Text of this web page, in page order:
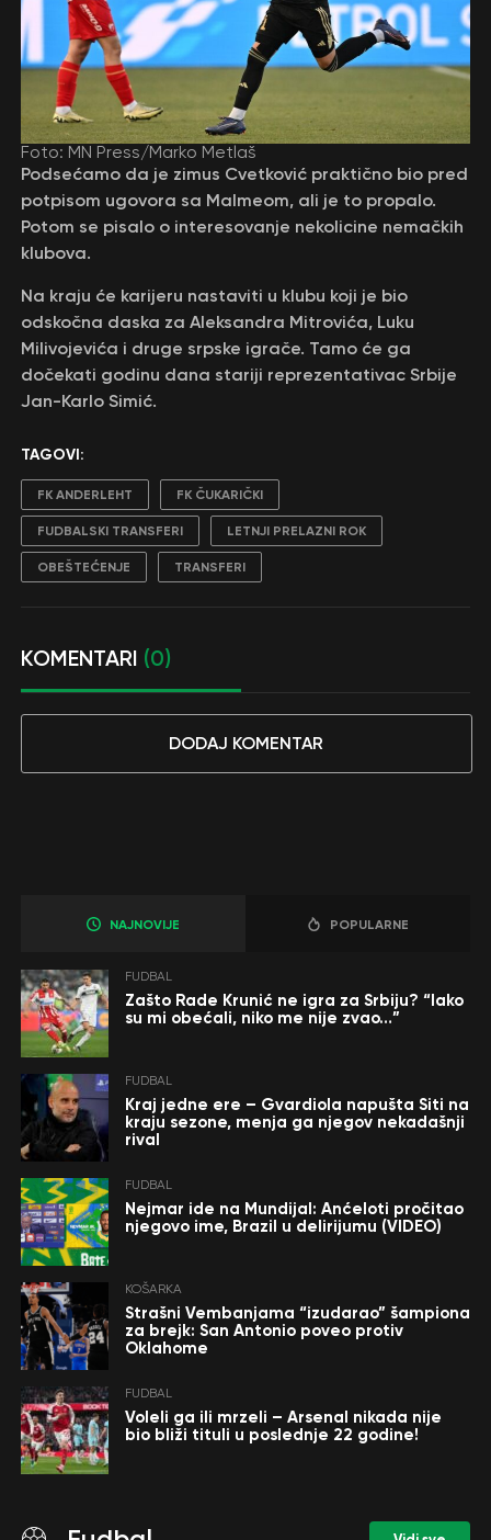
Foto: MN Press/Marko Metlaš
Podsećamo da je zimus Cvetković praktično bio pred
potpisom ugovora sa Malmeom, ali je to propalo.
Potom se pisalo o interesovanje nekolicine nemačkih
klubova.
Na kraju će karijeru nastaviti u klubu koji je bio
odskočna daska za Aleksandra Mitrovića, Luku
Milivojevića i druge srpske igrače. Tamo će ga
dočekati godinu dana stariji reprezentativac Srbije
Jan-Karlo Simić.
TAGOVI:
FK ANDERLEHT FK ČUKARIČKI
FUDBALSKI TRANSFERI LETNJI PRELAZNI ROK
OBEŠTEĆENJE TRANSFERI
KOMENTARI (0)
DODAJ KOMENTAR
NAJNOVIJE POPULARNE
FUDBAL
Zašto Rade Krunić ne igra za Srbiju? “Iako
su mi obećali, niko me nije zvao…”
FUDBAL
Kraj jedne ere – Gvardiola napušta Siti na
kraju sezone, menja ga njegov nekadašnji
rival
FUDBAL
Nejmar ide na Mundijal: Anćeloti pročitao
njegovo ime, Brazil u delirijumu (VIDEO)
KOŠARKA
Strašni Vembanjama “izudarao” šampiona
za brejk: San Antonio poveo protiv
Oklahome
FUDBAL
Voleli ga ili mrzeli – Arsenal nikada nije
bio bliži tituli u poslednje 22 godine!